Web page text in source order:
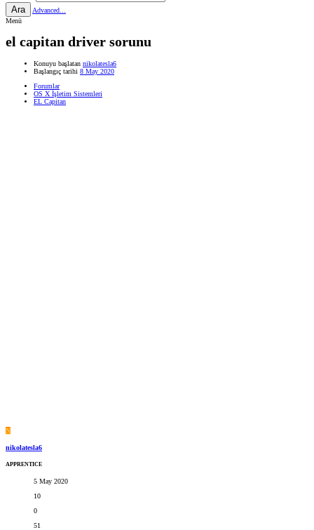
Ara
Advanced...
Menü
el capitan driver sorunu
Konuyu başlatan nikolatesla6
Başlangıç tarihi 8 May 2020
Forumlar
OS X İşletim Sistemleri
EL Capitan
N
nikolatesla6
APPRENTICE
5 May 2020
10
0
51